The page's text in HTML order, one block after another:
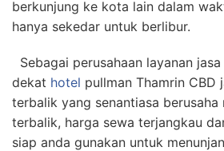
berkunjung ke kota lain dalam
hanya sekedar untuk berlibur.
Sebagai perusahaan layanan
dekat hotel pullman Thamrin CBD
terbalik yang senantiasa
terbalik, harga sewa terjangkau
siap anda gunakan untuk